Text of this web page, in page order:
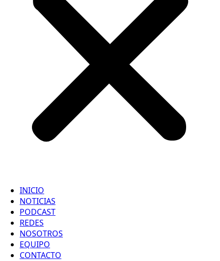
INICIO
NOTICIAS
PODCAST
REDES
NOSOTROS
EQUIPO
CONTACTO